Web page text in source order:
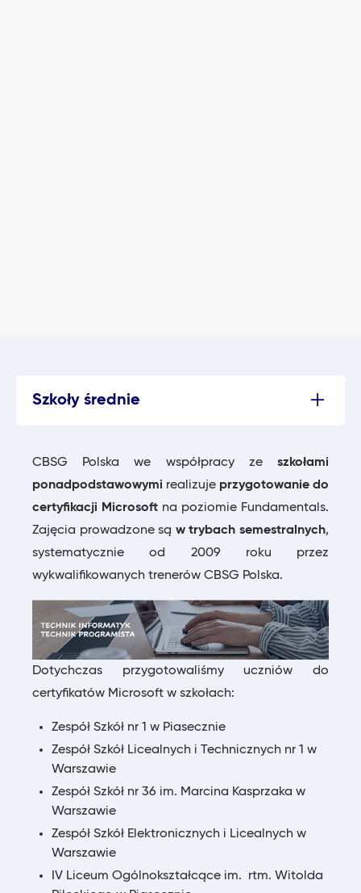
Szkoły średnie
CBSG Polska we współpracy ze szkołami
ponadpodstawowymi realizuje przygotowanie do
certyfikacji Microsoft na poziomie Fundamentals.
Zajęcia prowadzone są w trybach semestralnych,
systematycznie od 2009 roku przez
wykwalifikowanych trenerów CBSG Polska.
Dotychczas przygotowaliśmy uczniów do
certyfikatów Microsoft w szkołach:
Zespół Szkół nr 1 w Piasecznie
Zespół Szkół Licealnych i Technicznych nr 1 w
Warszawie
Zespół Szkół nr 36 im. Marcina Kasprzaka w
Warszawie
Zespół Szkół Elektronicznych i Licealnych w
Warszawie
IV Liceum Ogólnokształcące im. rtm. Witolda